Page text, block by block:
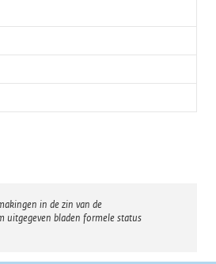
in de zin van de
uitgegeven bladen formele status